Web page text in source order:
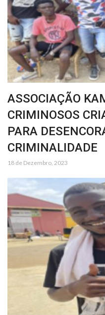
ASSOCIAÇÃO
CRIMINOSOS
PARA
CRIMINALIDADE
18 de Dezembro, 2023